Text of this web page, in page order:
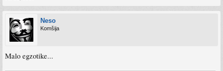
Neso
Komšija
Malo egzotike...